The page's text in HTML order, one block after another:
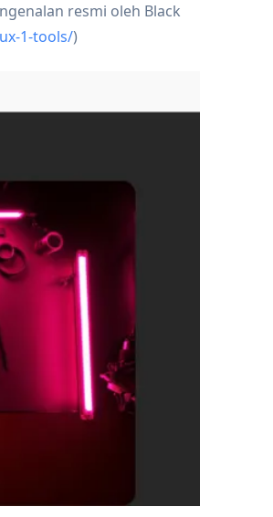
resmi oleh Black
1-tools/)